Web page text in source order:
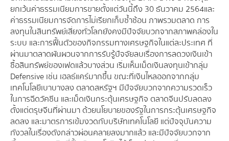
ยกเว้นค่าธรรมเนียมการขายตั้งแต่วันนี้ถึง 30 ธันวาคม 2564 และ
ค่าธรรมเนียมการจัดการไม่เรียกเก็บซ้ำซ้อน ภาพรวมตลาด การ
ลงทุนในสินทรัพย์เสี่ยงทั่วโลกยังคงมีปัจจัยบวกจากสภาพคล่องใน
ระบบ และการฟื้นตัวของกิจกรรมทางเศรษฐกิจในแต่ละประเทศ ที่
ผ่านมาตลาดผันผวนจากการรับรู้ปัจจัยลบเรื่องการลดวงเงินเข้า
ซื้อสินทรัพย์ของเฟดแล้วบางส่วน เริ่มเห็นเม็ดเงินลงทุนเข้ากลุ่ม
Defensive เช่น เฮลธ์แคร์มากขึ้น ขณะที่เงินไหลออกจากกลุ่ม
เทคโนโลยีเบาบางลง ตลาดสหรัฐฯ มีปัจจัยบวกจากความรวดเร็ว
ในการฉีดวัคซีน และเม็ดเงินกระตุ้นเศรษฐกิจ ตลาดจีนปรับลดลง
ตั้งแต่ตรุษจีนที่ผ่านมา ด้วยนโยบายของรัฐในการกระตุ้นเศรษฐกิจ
ลดลง และมาตรการเข้มงวดกับบริษัทเทคโนโลยี แต่ปัจจุบันความ
กังวลในเรื่องดังกล่าวผ่อนคลายลงมากแล้ว และมีปัจจัยบวกจาก